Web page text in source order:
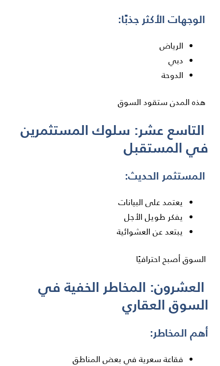
الوجهات الأكثر جذبًا:
الرياض
دبي
الدوحة
هذه المدن ستقود السوق
التاسع عشر: سلوك المستثمرين
في المستقبل
المستثمر الحديث:
يعتمد على البيانات
يفكر طويل الأجل
يبتعد عن العشوائية
السوق أصبح احترافيًا
العشرون: المخاطر الخفية في
السوق العقاري
أهم المخاطر:
فقاعة سعرية في بعض المناطق